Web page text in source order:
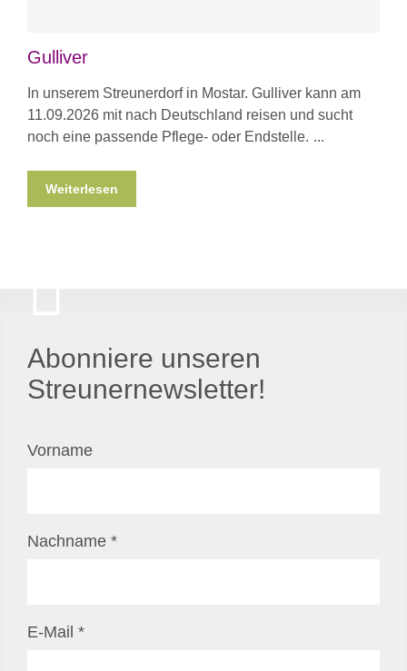
Gulliver
In unserem Streunerdorf in Mostar. Gulliver kann am
11.09.2026 mit nach Deutschland reisen und sucht
noch eine passende Pflege- oder Endstelle.
Weiterlesen
Abonniere unseren
Streunernewsletter!
Vorname
Nachname *
E-Mail *